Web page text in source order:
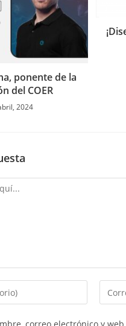
ponente de la
del COER
2024